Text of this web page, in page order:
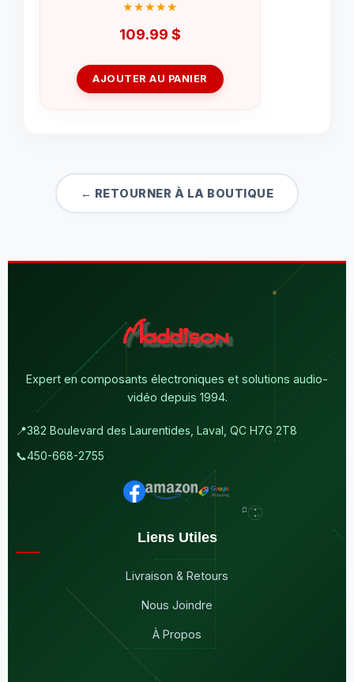
109.99 $
AJOUTER AU PANIER
← RETOURNER À LA BOUTIQUE
Expert en composants électroniques et solutions audio-
vidéo depuis 1994.
📍382 Boulevard des Laurentides, Laval, QC H7G 2T8
📞450-668-2755
Liens Utiles
Livraison & Retours
Nous Joindre
À Propos